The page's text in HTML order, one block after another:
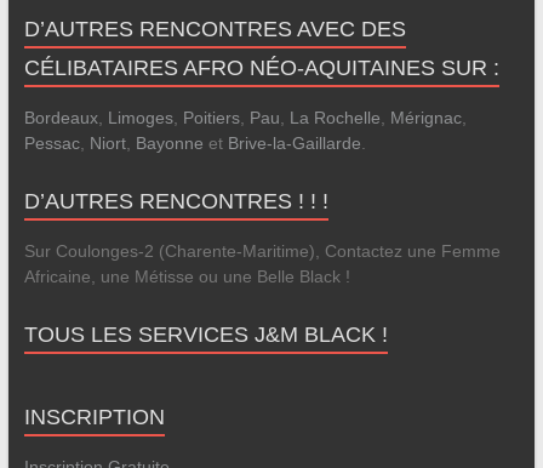
D’AUTRES RENCONTRES AVEC DES
CÉLIBATAIRES AFRO NÉO-AQUITAINES SUR :
Bordeaux, Limoges, Poitiers, Pau La Rochelle Mérignac,
Pessac, Niort, Bayonne et Brive-la-Gaillarde
D’AUTRES RENCONTRES ! ! !
Sur Coulonges-2 (Charente-Maritime), Contactez une Femme
Africaine, une Métisse ou une Belle Black !
TOUS LES SERVICES J&M BLACK !
INSCRIPTION